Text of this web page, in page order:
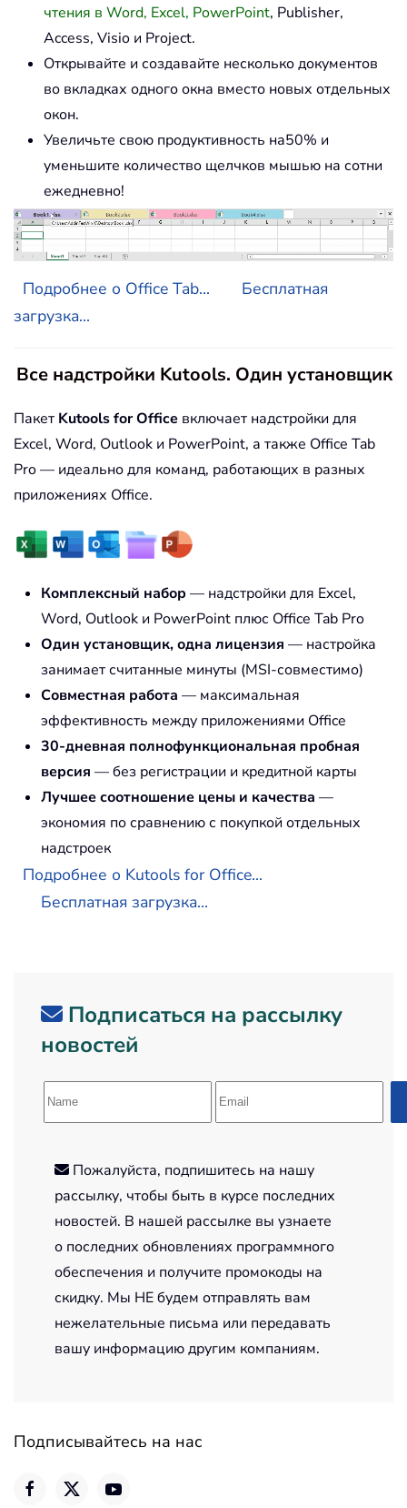
чтения в Word, Excel, PowerPoint, Publisher,
Access, Visio и Project.
Открывайте и создавайте несколько документов
во вкладках одного окна вместо новых отдельных
окон.
Увеличьте свою продуктивность на50% и
уменьшите количество щелчков мышью на сотни
ежедневно!
Подробнее о Office Tab...
Бесплатная
загрузка...
Все надстройки Kutools. Один установщик
Пакет Kutools for Office включает надстройки для
Excel, Word, Outlook и PowerPoint, а также Office Tab
Pro — идеально для команд, работающих в разных
приложениях Office.
Комплексный набор — надстройки для Excel,
Word, Outlook и PowerPoint плюс Office Tab Pro
Один установщик, одна лицензия — настройка
занимает считанные минуты (MSI-совместимо)
Совместная работа — максимальная
эффективность между приложениями Office
30-дневная полнофункциональная пробная
версия — без регистрации и кредитной карты
Лучшее соотношение цены и качества —
экономия по сравнению с покупкой отдельных
надстроек
Подробнее о Kutools for Office...
Бесплатная загрузка...
Подписаться на рассылку
новостей
Пожалуйста, подпишитесь на нашу
рассылку, чтобы быть в курсе последних
новостей. В нашей рассылке вы узнаете
о последних обновлениях программного
обеспечения и получите промокоды на
скидку. Мы НЕ будем отправлять вам
нежелательные письма или передавать
вашу информацию другим компаниям.
Подписывайтесь на нас